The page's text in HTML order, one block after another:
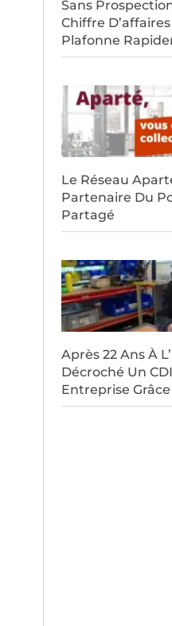
Sans
Chiffre D’affaires
Plafonne
Le Réseau
Partenaire Du
Partagé
Après 22 Ans À
Décroché Un
Entreprise